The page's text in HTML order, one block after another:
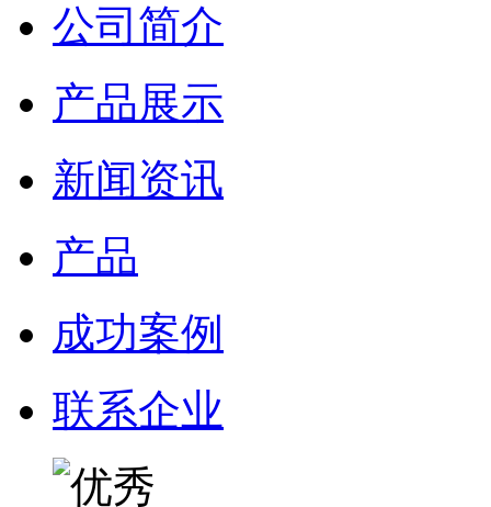
公司简介
产品展示
新闻资讯
产品
成功案例
联系企业